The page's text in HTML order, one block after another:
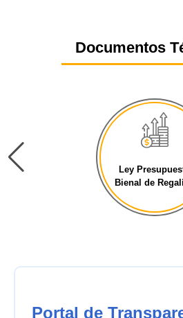
Documentos
Ley
Bienal de
Portal de